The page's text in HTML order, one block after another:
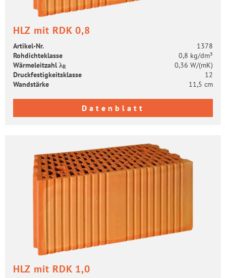
HLZ mit RDK 0,8
Artikel-​Nr.
1378
Roh­dich­te­klas­se
0,8 kg/dm³
Wär­me­leit­zahl λR
0,36 W/(mK)
Druck­fes­tig­keits­klas­se
12
Wand­stär­ke
11,5 cm
Datenblatt
HLZ mit RDK 1,0